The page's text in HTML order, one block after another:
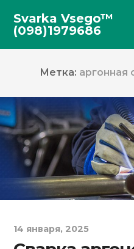
Svarka Vsego™
(098)1979686
Метка: аргонная
14 января, 2025